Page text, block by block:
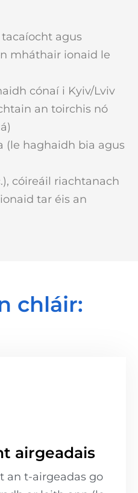
agus
mháthair ionaid le
cónaí i Kyiv/Lviv
an toirchis nó
(le haghaidh bia agus
cóireáil riachtanach
tar éis an
chláir:
airgeadais
an t-airgeadas go